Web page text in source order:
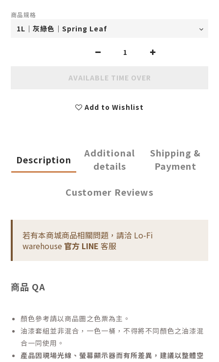
商品規格
AVAILABLE TIME OVER
Add to Wishlist
Description
Additional
details
Shipping &
Payment
Customer Reviews
若有本商城商品相關問題，請洽 Lo-Fi
warehouse 官方 LINE 客服
商品 QA
顏色參考請以商品圖之色票為主。
油漆套組並非混合，一色一桶，不得將不同顏色之油漆混
合一同使用。
產品因現場光線、螢幕顯示器而有所差異，建議以整體空